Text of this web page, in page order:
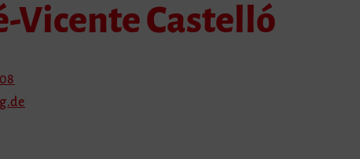
Vicente Castelló